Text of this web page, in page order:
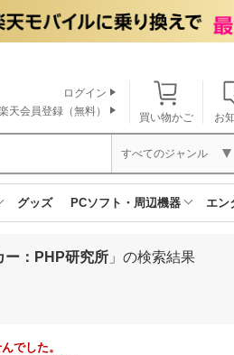
買い物かご お
ログイン
天会員登録（無料）
すべてのジャンル
グッズ PCソフト・周辺機器 エン
ー：PHP研究所 」の検索結果
でした。